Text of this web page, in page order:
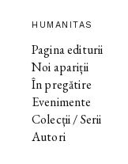
HUMANITAS
Pagina editurii
Noi apariții
În pregătire
Evenimente
Colecții / Serii
Autori